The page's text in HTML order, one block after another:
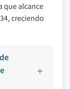
que alcance
creciendo